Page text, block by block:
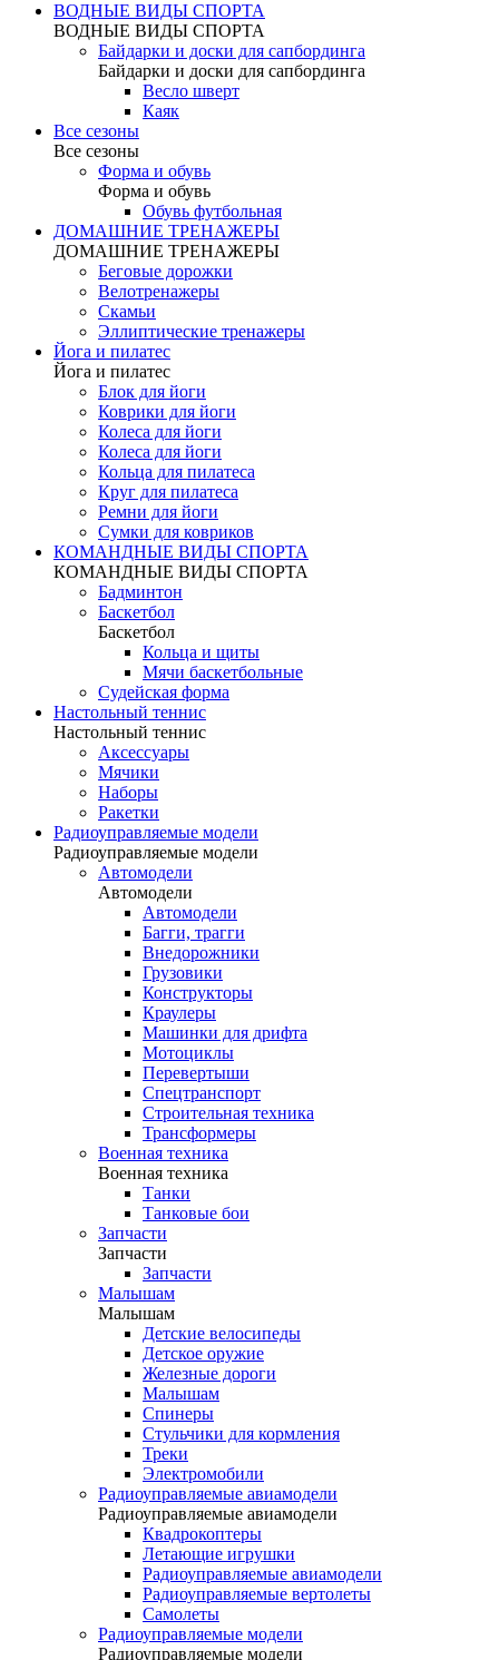
ВОДНЫЕ ВИДЫ СПОРТА
ВОДНЫЕ ВИДЫ СПОРТА
Байдарки и доски для сапбординга
Байдарки и доски для сапбординга
Весло шверт
Каяк
Все сезоны
Все сезоны
Форма и обувь
Форма и обувь
Обувь футбольная
ДОМАШНИЕ ТРЕНАЖЕРЫ
ДОМАШНИЕ ТРЕНАЖЕРЫ
Беговые дорожки
Велотренажеры
Скамьи
Эллиптические тренажеры
Йога и пилатес
Йога и пилатес
Блок для йоги
Коврики для йоги
Колеса для йоги
Колеса для йоги
Кольца для пилатеса
Круг для пилатеса
Ремни для йоги
Сумки для ковриков
КОМАНДНЫЕ ВИДЫ СПОРТА
КОМАНДНЫЕ ВИДЫ СПОРТА
Бадминтон
Баскетбол
Баскетбол
Кольца и щиты
Мячи баскетбольные
Судейская форма
Настольный теннис
Настольный теннис
Аксессуары
Мячики
Наборы
Ракетки
Радиоуправляемые модели
Радиоуправляемые модели
Автомодели
Автомодели
Автомодели
Багги, трагги
Внедорожники
Грузовики
Конструкторы
Краулеры
Машинки для дрифта
Мотоциклы
Перевертыши
Спецтранспорт
Строительная техника
Трансформеры
Военная техника
Военная техника
Танки
Танковые бои
Запчасти
Запчасти
Запчасти
Малышам
Малышам
Детские велосипеды
Детское оружие
Железные дороги
Малышам
Спинеры
Стульчики для кормления
Треки
Электромобили
Радиоуправляемые авиамодели
Радиоуправляемые авиамодели
Квадрокоптеры
Летающие игрушки
Радиоуправляемые авиамодели
Радиоуправляемые вертолеты
Самолеты
Радиоуправляемые модели
Радиоуправляемые модели